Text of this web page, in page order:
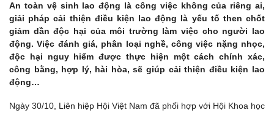
An toàn vệ sinh lao động là công việc không của riêng ai,
giải pháp cải thiện điều kiện lao động là yếu tố then chốt
giảm dần độc hại của môi trường làm việc cho người lao
động. Việc đánh giá, phân loại nghề, công việc nặng nhọc,
độc hại nguy hiểm được thực hiện một cách chính xác,
công bằng, hợp lý, hài hòa, sẽ giúp cải thiện điều kiện lao
động…
Ngày 30/10, Liên hiệp Hội Việt Nam đã phối hợp với Hội Khoa học